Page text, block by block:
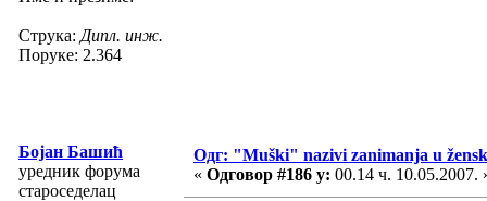
Струка: Дипл. инж.
Поруке: 2.364
Бојан Башић
уредник форума
староседелац
Одг: "Muški" nazivi zanimanja u
« Одговор #186 у: 00.14 ч. 10.05.2007.